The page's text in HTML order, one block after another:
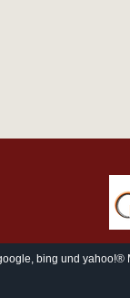
, bing und yahoo!®